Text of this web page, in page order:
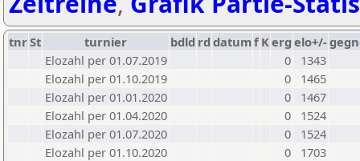
tnrSt turnier bdld rd datumf Kerg elo+/-
Elozahl per 01.07.2019
0
1343
Elozahl per 01.10.2019
0
1465
Elozahl per 01.01.2020
0
1467
Elozahl per 01.04.2020
0
1524
Elozahl per 01.07.2020
0
1524
Elozahl per 01.10.2020
0
1703